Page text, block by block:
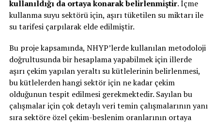
kullanıldığı da ortaya konarak belirlenmiştir. İçme
kullanma suyu sektörü için, aşırı tüketilen su miktarı ile
su tarifesi çarpılarak elde edilmiştir.
Bu proje kapsamında, NHYP’lerde kullanılan metodoloji
doğrultusunda bir hesaplama yapabilmek için illerde
aşırı çekim yapılan yeraltı su kütlelerinin belirlenmesi,
bu kütlelerden hangi sektör için ne kadar çekim
olduğunun tespit edilmesi gerekmektedir. Sayılan bu
çalışmalar için çok detaylı veri temin çalışmalarının yanı
sıra sektöre özel çekim-beslenim oranlarının ortaya